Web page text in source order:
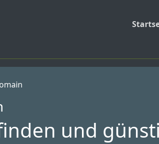
und